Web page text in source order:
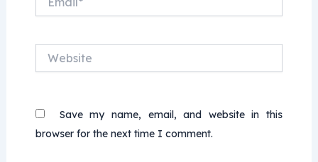
Save my name, email, and website in this
browser for the next time I comment.